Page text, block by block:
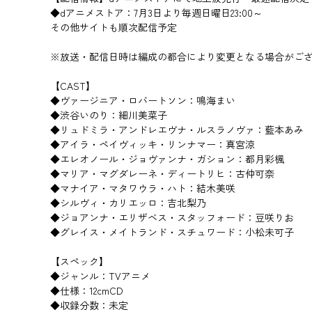
◆dアニメストア：7月3日より毎週日曜日23:00～
その他サイトも順次配信予定
※放送・配信日時は編成の都合により変更となる場合がござ
【CAST】
◆ヴァージニア・ロバートソン：鳴海まい
◆渋谷いのり：細川美菜子
◆リュドミラ・アンドレエヴナ・ルスラノヴァ：藍本あみ
◆アイラ・ペイヴィッキ・リンナマー：真宮涼
◆エレオノール・ジョヴァンナ・ガション：都月彩楓
◆マリア・マグダレーネ・ディートリヒ：古仲可奈
◆マナイア・マタワウラ・ハト：結木美咲
◆シルヴィ・カリエッロ：吉北梨乃
◆ジョアンナ・エリザベス・スタッフォード：豆咲りお
◆グレイス・メイトランド・スチュワード：小松未可子
【スペック】
◆ジャンル：TVアニメ
◆仕様：12cmCD
◆収録分数：未定